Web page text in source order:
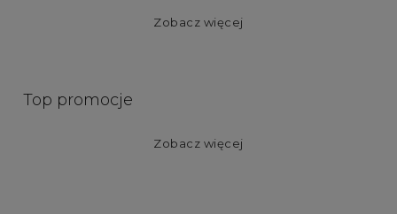
Zobacz więcej
Top promocje
Zobacz więcej